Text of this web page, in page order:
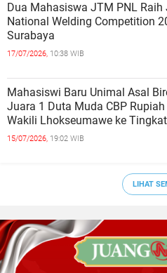
Dua Mahasiswa JTM PNL Raih
National Welding Competition
Surabaya
17/07/2026, 10:38 WIB
Mahasiswi Baru Unimal Asal
Juara 1 Duta Muda CBP
Wakili Lhokseumawe ke
15/07/2026, 19:02 WIB
LIHAT